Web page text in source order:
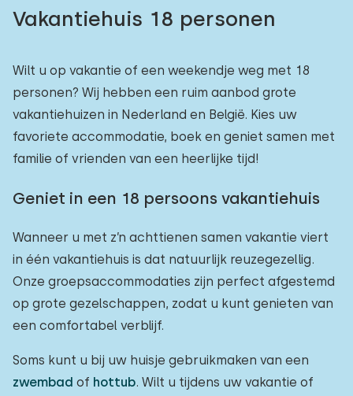
Vakantiehuis 18 personen
Wilt u op vakantie of een weekendje weg met 18
personen? Wij hebben een ruim aanbod grote
vakantiehuizen in Nederland en België. Kies uw
favoriete accommodatie, boek en geniet samen met
familie of vrienden van een heerlijke tijd!
Geniet in een 18 persoons vakantiehuis
Wanneer u met z’n achttienen samen vakantie viert
in één vakantiehuis is dat natuurlijk reuzegezellig.
Onze groepsaccommodaties zijn perfect afgestemd
op grote gezelschappen, zodat u kunt genieten van
een comfortabel verblijf.
Soms kunt u bij uw huisje gebruikmaken van een
zwembad of hottub. Wilt u tijdens uw vakantie of